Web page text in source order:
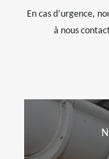
En cas d’urgence,
à nous